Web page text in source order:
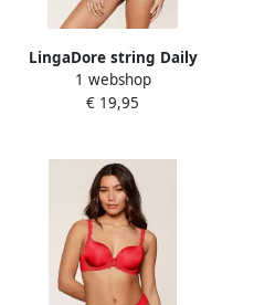
LingaDore string Daily
donkerroze
1 webshop
€ 19,95